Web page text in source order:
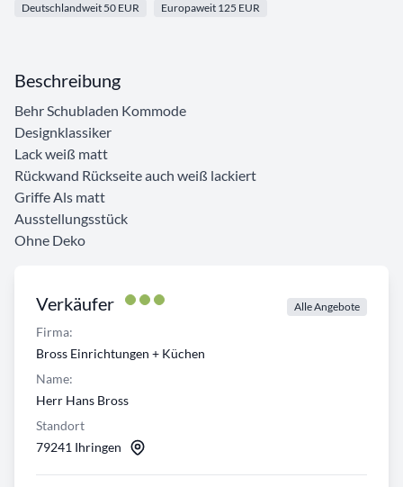
Deutschlandweit 50 EUR Europaweit 125 EUR
Verkäufer Alle Angebote
Firma:
Bross Einrichtungen + Küchen
Name:
Herr Hans Bross
Standort
79241 Ihringen
Beschreibung
Behr Schubladen Kommode
Designklassiker
Lack weiß matt
Rückwand Rückseite auch weiß lackiert
Griffe Als matt
Ausstellungsstück
Ohne Deko